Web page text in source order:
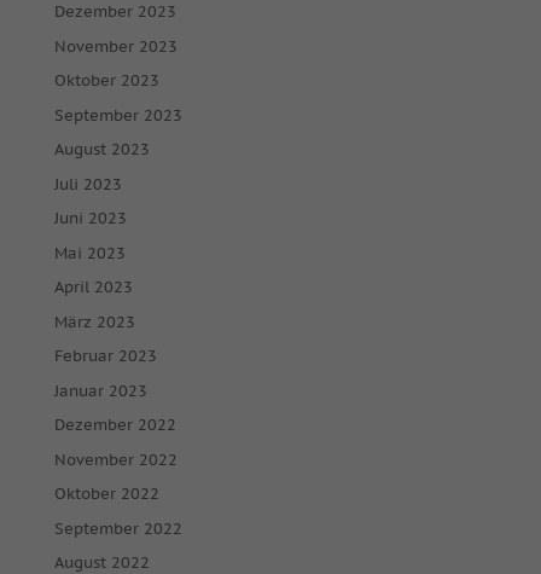
Dezember 2023
November 2023
Oktober 2023
September 2023
August 2023
Juli 2023
Juni 2023
Mai 2023
April 2023
März 2023
Februar 2023
Januar 2023
Dezember 2022
November 2022
Oktober 2022
September 2022
August 2022